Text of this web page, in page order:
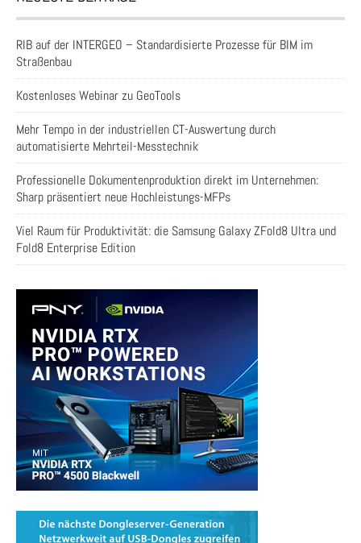
RIB auf der INTERGEO – Standardisierte Prozesse für BIM im
Straßenbau
Kostenloses Webinar zu GeoTools
Mehr Tempo in der industriellen CT-Auswertung durch
automatisierte Mehrteil-Messtechnik
Professionelle Dokumentenproduktion direkt im Unternehmen:
Sharp präsentiert neue Hochleistungs-MFPs
Viel Raum für Produktivität: die Samsung Galaxy ZFold8 Ultra und
Fold8 Enterprise Edition